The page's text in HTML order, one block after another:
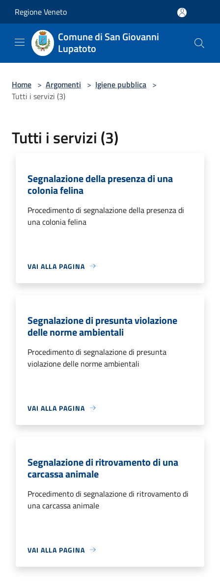
Regione Veneto
Comune di San Giovanni
Lupatoto
Home > Argomenti > Igiene pubblica >
Tutti i servizi (3)
Tutti i servizi (3)
Segnalazione della presenza di una
colonia felina
Procedimento di segnalazione della presenza di
una colonia felina
VAI ALLA PAGINA
Segnalazione di presunta violazione
delle norme ambientali
Procedimento di segnalazione di presunta
violazione delle norme ambientali
VAI ALLA PAGINA
Segnalazione di ritrovamento di una
carcassa animale
Procedimento di segnalazione di ritrovamento di
una carcassa animale
VAI ALLA PAGINA